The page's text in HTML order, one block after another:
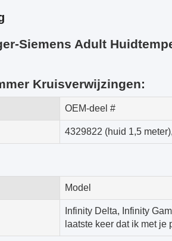
Siemens Adult
Kruisverwijzingen:
OEM-deel #
4329822 (huid 1,5 meter),
Model
Infinity Delta, Infinity
laatste keer dat ik met je